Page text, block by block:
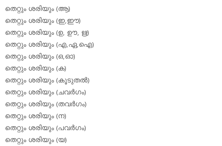
തെറ്റും ശരിയും (ആ)
തെറ്റും ശരിയും (ഇ,ഈ)
തെറ്റും ശരിയും (ഉ, ഊ, ഋ)
തെറ്റും ശരിയും (എ,ഏ,ഐ)
തെറ്റും ശരിയും (ഒ,ഓ)
തെറ്റും ശരിയും (ക)
തെറ്റും ശരിയും (കൂടുതല്‍)
തെറ്റും ശരിയും (ചവര്‍ഗം)
തെറ്റും ശരിയും (തവര്‍ഗം)
തെറ്റും ശരിയും (ന)
തെറ്റും ശരിയും (പവര്‍ഗം)
തെറ്റും ശരിയും (യ)